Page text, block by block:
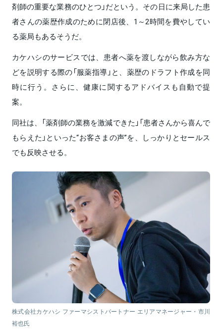
剤師の重要な業務のひとつ」だという。その日に来局した患
者さんの薬歴作成のために閉店後、1～2時間を費やしてい
る薬局もあるそうだ。
カケハシのサービスでは、患者へ薬を渡しながら飲み方な
どを説明する際の「服薬指導」と、薬歴のドラフト作成を同
時に行う。さらに、健康に関するアドバイスも自動で提
案。
同社は、「薬剤師の業務を激減できた」「患者さんから喜んで
もらえた」といった“お客さまの声”を、しっかりとセールス
でも反映させる。
株式会社カケハシ ファーマシストパートナー エリアマネージャー・市川
裕也氏